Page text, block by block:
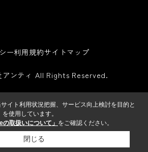
ー利用規約サイトマップ
アンティ All Rights Reserved.
イト利用状況把握、サービス向上検討を目的と
使用しています。
の取扱いについて」 をご確認ください。
閉じる